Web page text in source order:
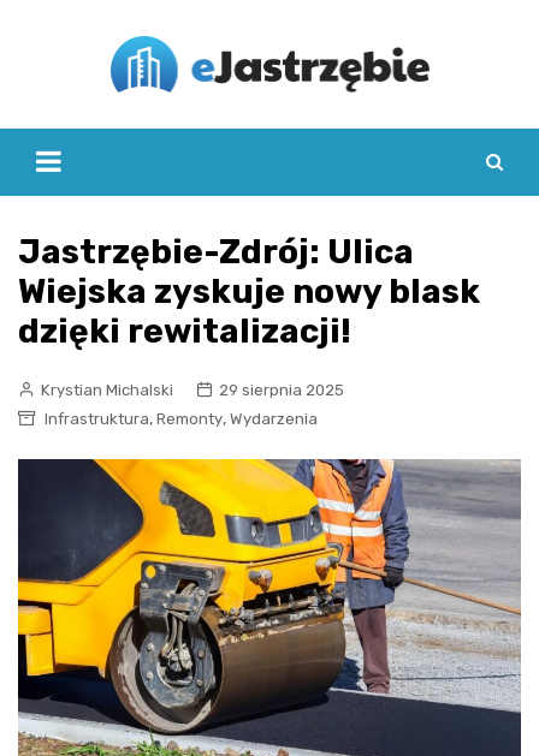
Jastrzębie-Zdrój: Ulica
Wiejska zyskuje nowy blask
dzięki rewitalizacji!
Krystian Michalski
29 sierpnia 2025
Infrastruktura, Remonty, Wydarzenia